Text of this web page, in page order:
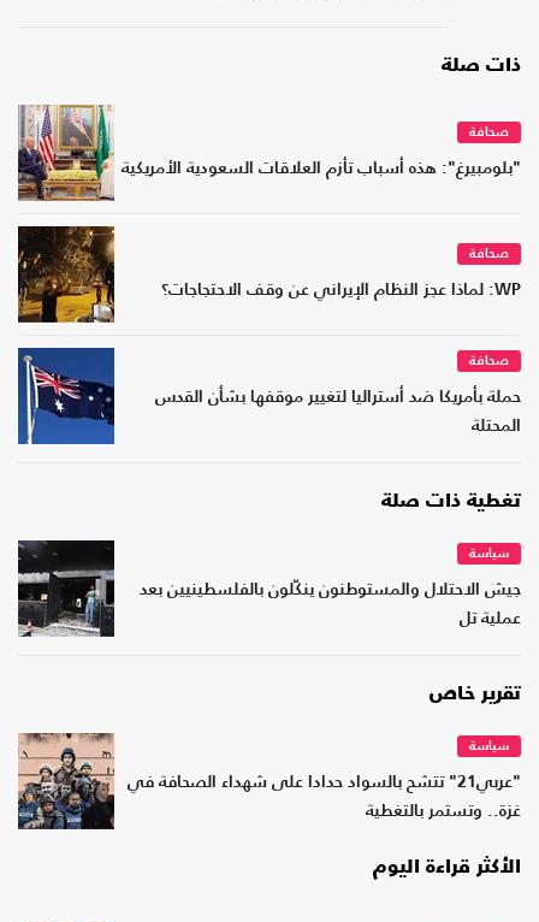
ذات صلة
صحافة
"بلومبيرغ": هذه أسباب تأزم العلاقات السعودية الأمريكية
صحافة
WP: لماذا عجز النظام الإيراني عن وقف الاحتجاجات؟
صحافة
حملة بأمريكا ضد أستراليا لتغيير موقفها بشأن القدس
المحتلة
تغطية ذات صلة
سياسة
جيش الاحتلال والمستوطنون ينكّلون بالفلسطينيين بعد
عملية تل
تقرير خاص
سياسة
"عربي21" تتشح بالسواد حدادا على شهداء الصحافة في
غزة.. وتستمر بالتغطية
الأكثر قراءة اليوم